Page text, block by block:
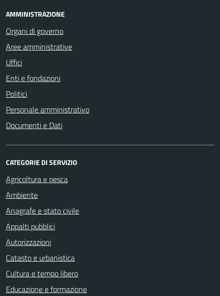
AMMINISTRAZIONE
Organi di governo
Aree amministrative
Uffici
Enti e fondazioni
Politici
Personale amministrativo
Documenti e Dati
CATEGORIE DI SERVIZIO
Agricoltura e pesca
Ambiente
Anagrafe e stato civile
Appalti pubblici
Autorizzazioni
Catasto e urbanistica
Cultura e tempo libero
Educazione e formazione